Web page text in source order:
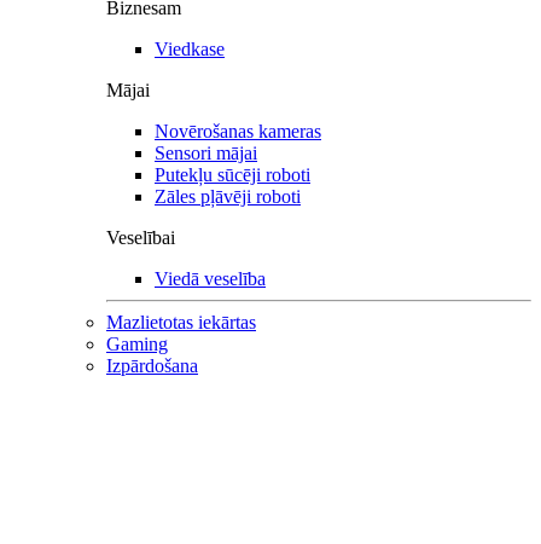
Biznesam
Viedkase
Mājai
Novērošanas kameras
Sensori mājai
Putekļu sūcēji roboti
Zāles pļāvēji roboti
Veselībai
Viedā veselība
Mazlietotas iekārtas
Gaming
Izpārdošana